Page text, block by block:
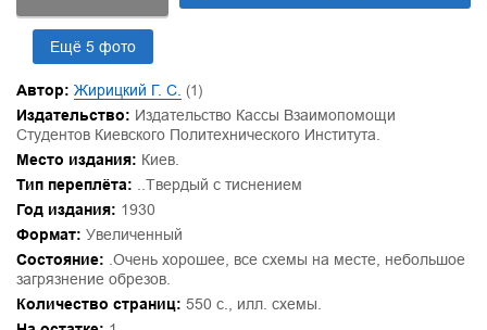
Ещё 5 фото
Автор: Жирицкий Г. С. (1)
Издательство: Издательство Кассы Взаимопомощи
Студентов Киевского Политехнического Института.
Место издания: Киев.
Тип переплёта: ..Твердый с тиснением
Год издания: 1930
Формат: Увеличенный
Состояние: .Очень хорошее, все схемы на месте, небольшое
загрязнение обрезов.
Количество страниц: 550 с., илл. схемы.